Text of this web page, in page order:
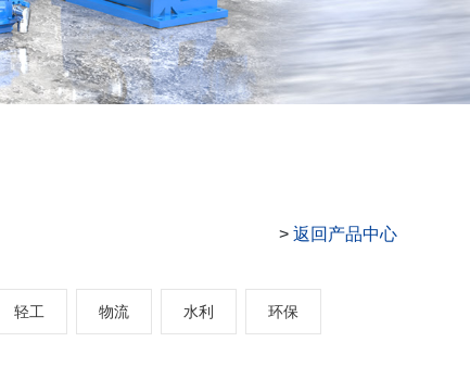
> 返回产品中心
轻工 物流 水利 环保